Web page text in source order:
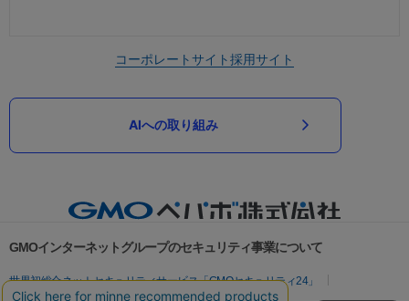
コーポレートサイト採用サイト
AIへの取り組み
GMOインターネットグループのセキュリティ事業について
世界初総合ネットセキュリティサービス「GMOセキュリティ24」